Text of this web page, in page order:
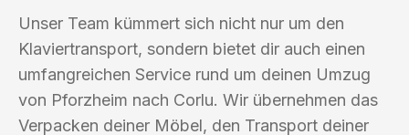
Unser Team kümmert sich nicht nur um den
Klaviertransport, sondern bietet dir auch einen
umfangreichen Service rund um deinen Umzug
von Pforzheim nach Corlu. Wir übernehmen das
Verpacken deiner Möbel, den Transport deiner